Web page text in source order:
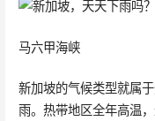
马六甲海峡
新加坡的气候类型就属
雨。热带地区全年高温